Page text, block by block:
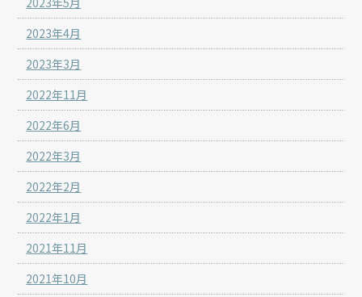
2023年4月
2023年3月
2022年11月
2022年6月
2022年3月
2022年2月
2022年1月
2021年11月
2021年10月